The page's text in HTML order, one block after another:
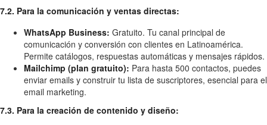
7.2. Para la comunicación y ventas directas:
WhatsApp Business: Gratuito. Tu canal principal de
comunicación y conversión con clientes en Latinoamérica.
Permite catálogos, respuestas automáticas y mensajes rápidos.
Mailchimp (plan gratuito): Para hasta 500 contactos, puedes
enviar emails y construir tu lista de suscriptores, esencial para el
email marketing.
7.3. Para la creación de contenido y diseño: